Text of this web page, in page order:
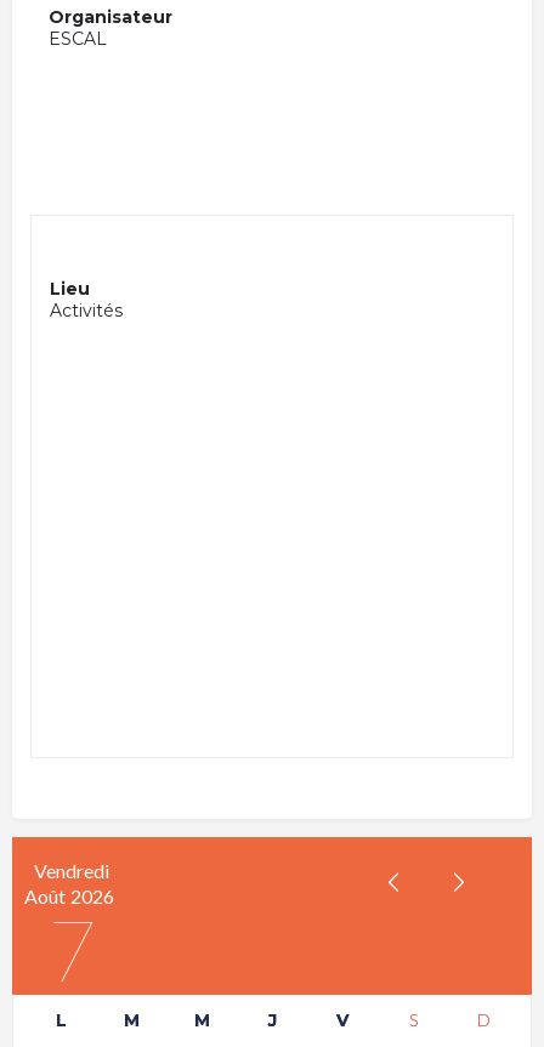
Organisateur
ESCAL
Lieu
Activités
Vendredi
Août 2026
7
L M M J V S D